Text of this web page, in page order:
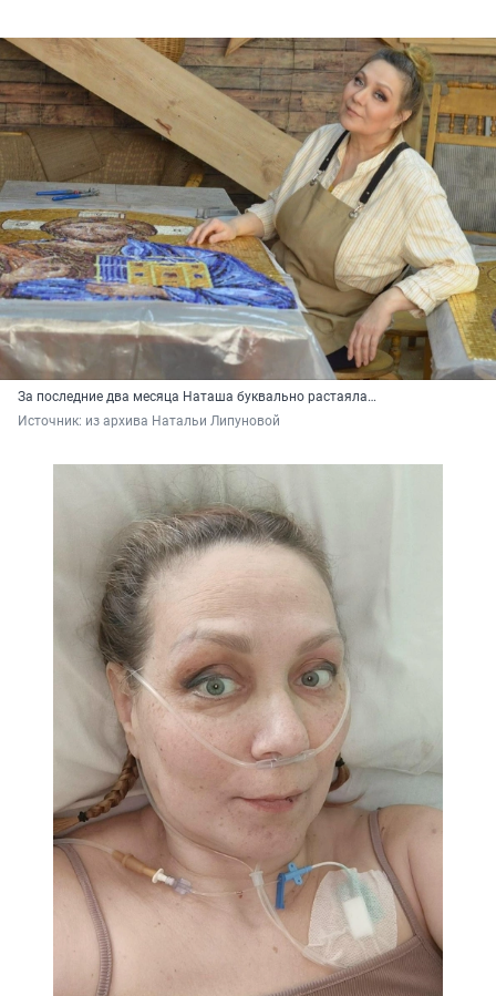
За последние два месяца Наташа буквально растаяла…
Источник: из архива Натальи Липуновой